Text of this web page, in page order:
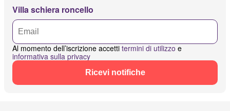
Villa schiera roncello
Al momento dell’iscrizione accetti termini di utilizzo e
informativa sulla privacy
Ricevi notifiche